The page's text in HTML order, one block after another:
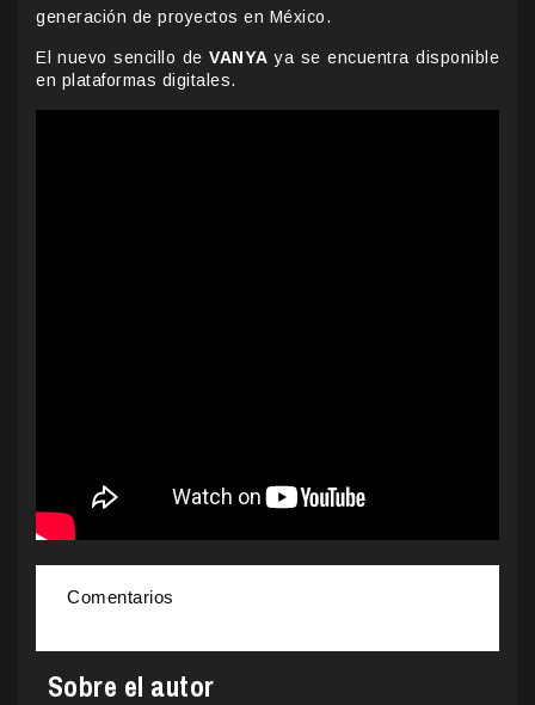
generación de proyectos en México.
El nuevo sencillo deVANYA ya se encuentra disponible
en plataformas digitales.
Comentarios
Sobre el autor